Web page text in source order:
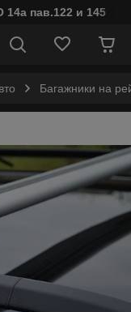
пав.122 и 145
Багажники на